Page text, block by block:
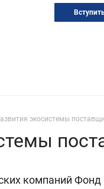
экосистемы
компаний